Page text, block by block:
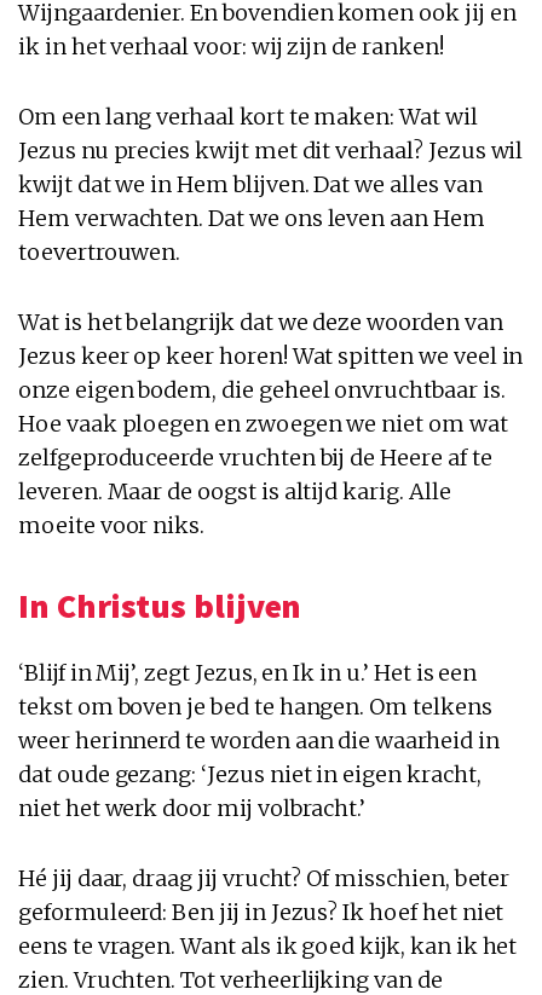
Wijngaardenier. En bovendien komen ook jij en
ik in het verhaal voor: wij zijn de ranken!
Om een lang verhaal kort te maken: Wat wil
Jezus nu precies kwijt met dit verhaal? Jezus wil
kwijt dat we in Hem blijven. Dat we alles van
Hem verwachten. Dat we ons leven aan Hem
toevertrouwen.
Wat is het belangrijk dat we deze woorden van
Jezus keer op keer horen! Wat spitten we veel in
onze eigen bodem, die geheel onvruchtbaar is.
Hoe vaak ploegen en zwoegen we niet om wat
zelfgeproduceerde vruchten bij de Heere af te
leveren. Maar de oogst is altijd karig. Alle
moeite voor niks.
In Christus blijven
‘Blijf in Mij’, zegt Jezus, en Ik in u.’ Het is een
tekst om boven je bed te hangen. Om telkens
weer herinnerd te worden aan die waarheid in
dat oude gezang: ‘Jezus niet in eigen kracht,
niet het werk door mij volbracht.’
Hé jij daar, draag jij vrucht? Of misschien, beter
geformuleerd: Ben jij in Jezus? Ik hoef het niet
eens te vragen. Want als ik goed kijk, kan ik het
zien. Vruchten. Tot verheerlijking van de